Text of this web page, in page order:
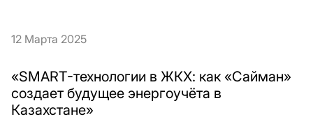
12 Марта 2025
«SMART-технологии в ЖКХ: как «Сайман»
создает будущее энергоучёта в
Казахстане»